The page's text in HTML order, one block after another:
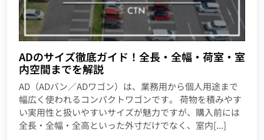
ADのサイズ徹底ガイド！全長・全幅・荷室・室
内空間までを解説
AD（ADバン／ADワゴン）は、業務用から個人用途まで
幅広く使われるコンパクトワゴンです。 荷物を積みやす
い実用性と扱いやすいサイズが魅力ですが、購入前には
全長・全幅・全高といった外寸だけでなく、室内[...]